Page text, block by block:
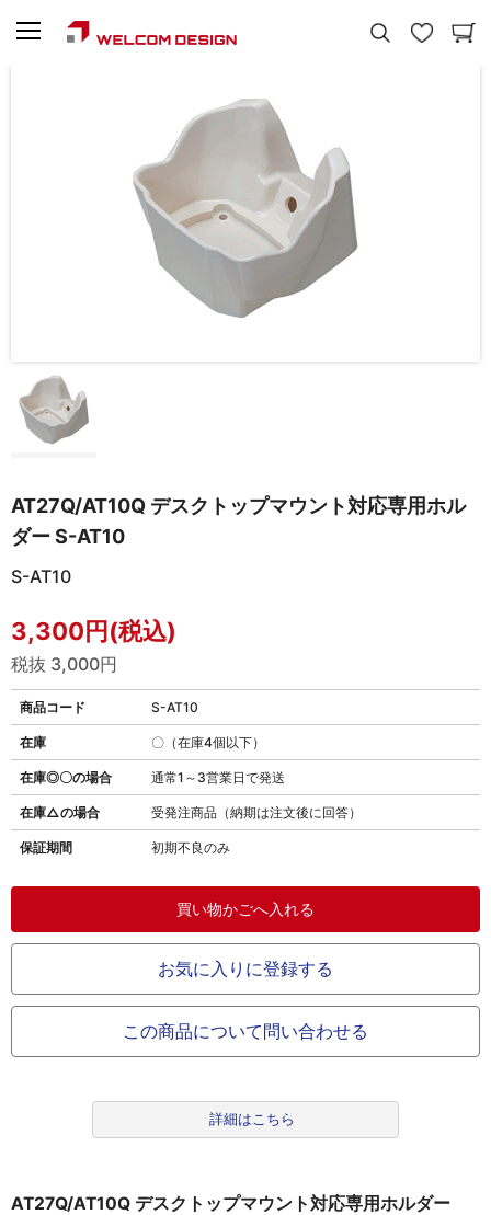
AT27Q/AT10Q デスクトップマウント対応専用ホル
ダー S-AT10
S-AT10
3,300円(税込)
税抜 3,000円
商品コード S-AT10
在庫◎〇の場合 通常1～3営業日で発送
在庫△の場合 受発注商品（納期は注文後に回答）
保証期間 初期不良のみ
在庫 〇（在庫4個以下）
お気に入りに登録する
この商品について問い合わせる
詳細はこちら
AT27Q/AT10Q デスクトップマウント対応専用ホルダー